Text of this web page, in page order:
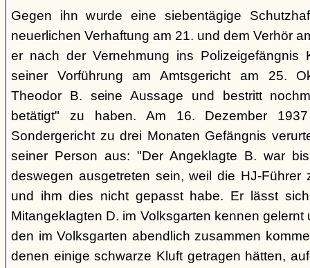
Gegen ihn wurde eine siebentägige
neuerlichen Verhaftung am 21. und dem Verhör
er nach der Vernehmung ins Polizeigefängnis
seiner Vorführung am Amtsgericht am 25.
Theodor B. seine Aussage und bestritt
betätigt" zu haben. Am 16. Dezember
Sondergericht zu drei Monaten Gefängnis
seiner Person aus: "Der Angeklagte B. war
deswegen ausgetreten sein, weil die HJ-Führer
und ihm dies nicht gepasst habe. Er lässt
Mitangeklagten D. im Volksgarten kennen
den im Volksgarten abendlich zusammen
denen einige schwarze Kluft getragen hätten,